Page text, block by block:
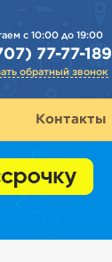
с 10:00 до 19:00
77-77-189
обратный звонок
Контакты